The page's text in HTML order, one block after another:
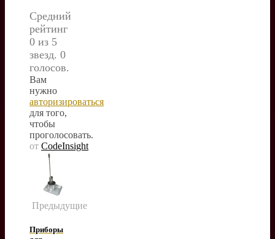
Средний
рейтинг
0 из 5
звезд. 0
голосов.
Вам
нужно
авторизироваться
для того,
чтобы
проголосовать.
от CodeInsight
Предыдущие
Приборы